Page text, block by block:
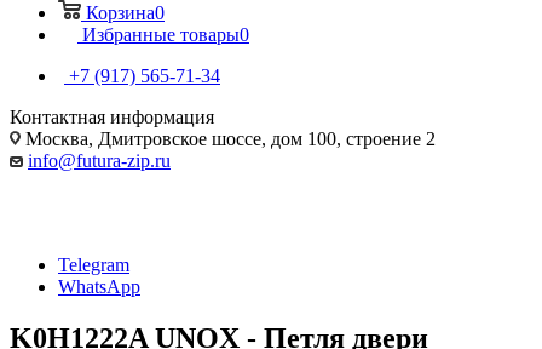
Корзина0
Избранные товары0
+7 (917) 565-71-34
Контактная информация
Москва, Дмитровское шоссе, дом 100, строение 2
info@futura-zip.ru
Telegram
WhatsApp
K0H1222A UNOX - Петля двери